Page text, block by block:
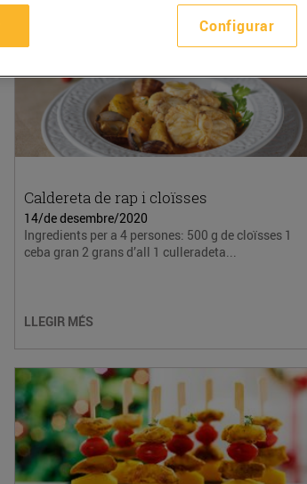
Caldereta de rap i cloïsses
14/de desembre/2020
Ingredients per a 4 persones: 500 g de cloïsses 1
ceba gran 2 grans d’all 1 culleradeta...
LLEGIR MÉS
Configurar